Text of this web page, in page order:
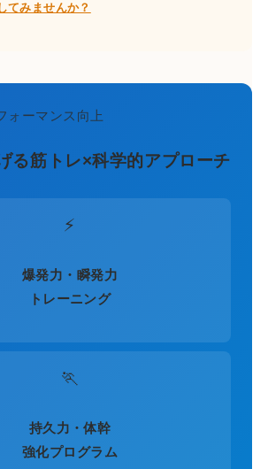
てみませんか？
ォーマンス向上
る筋トレ×科学的アプローチ
⚡
爆発力・瞬発力
トレーニング
🏃
持久力・体幹
強化プログラム